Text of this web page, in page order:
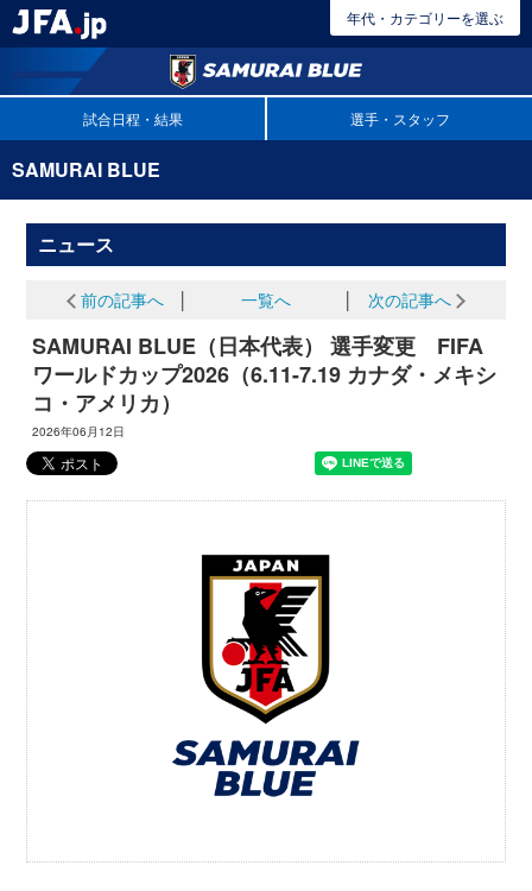
年代・カテゴリーを選ぶ
試合日程・結果 選手・スタッフ
SAMURAI BLUE
ニュース
前の記事へ 一覧へ 次の記事へ
SAMURAI BLUE（日本代表） 選手変更 FIFA
ワールドカップ2026（6.11-7.19 カナダ・メキシ
コ・アメリカ）
2026年06月12日